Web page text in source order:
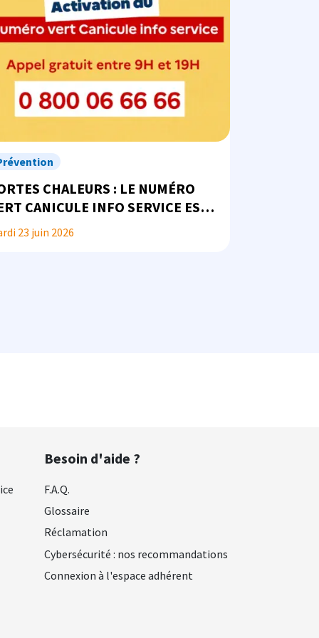
CHALEURS : LE NUMÉRO
CANICULE INFO SERVICE EST
DISPOSITION
23 juin 2026
Besoin d'aide ?
F.A.Q.
Glossaire
Réclamation
Cybersécurité : nos recommandations
Connexion à l'espace adhérent